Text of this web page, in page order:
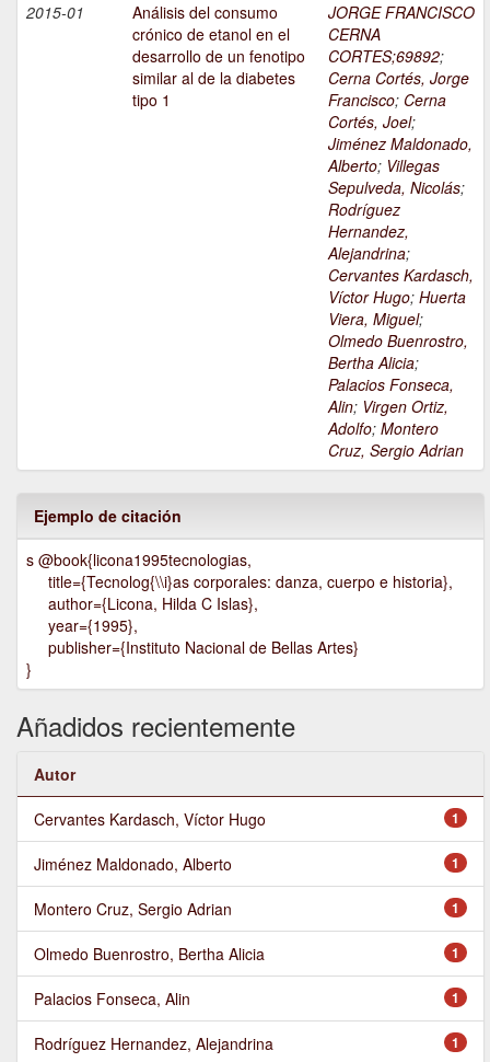
2015-01
Análisis del consumo
crónico de etanol en el
desarrollo de un fenotipo
similar al de la diabetes
tipo 1
JORGE FRANCISCO
CERNA
CORTES;69892;
Cerna Cortés, Jorge
Francisco; Cerna
Cortés, Joel;
Jiménez Maldonado,
Alberto; Villegas
Sepulveda, Nicolás;
Rodríguez
Hernandez,
Alejandrina;
Cervantes Kardasch,
Víctor Hugo; Huerta
Viera, Miguel;
Olmedo Buenrostro,
Bertha Alicia;
Palacios Fonseca,
Alin; Virgen Ortiz,
Adolfo; Montero
Cruz, Sergio Adrian
Ejemplo de citación
s @book{licona1995tecnologias,
title={Tecnolog{\\i}as corporales: danza, cuerpo e historia},
author={Licona, Hilda C Islas},
year={1995},
publisher={Instituto Nacional de Bellas Artes}
}
Añadidos recientemente
Autor
1
Cervantes Kardasch, Víctor Hugo
1
Jiménez Maldonado, Alberto
1
Montero Cruz, Sergio Adrian
1
Olmedo Buenrostro, Bertha Alicia
1
Palacios Fonseca, Alin
1
Rodríguez Hernandez, Alejandrina